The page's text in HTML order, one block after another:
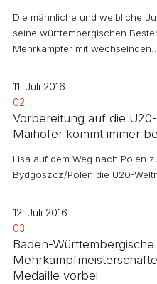
Die männliche und weibliche
seine württembergischen
Mehrkämpfer mit wechselnden…
11. Juli 2016
02
Vorbereitung auf die
Maihöfer kommt immer
Lisa auf dem Weg nach Polen
Bydgoszcz/Polen die U20-
12. Juli 2016
03
Baden-Württembergische
Medaille vorbei